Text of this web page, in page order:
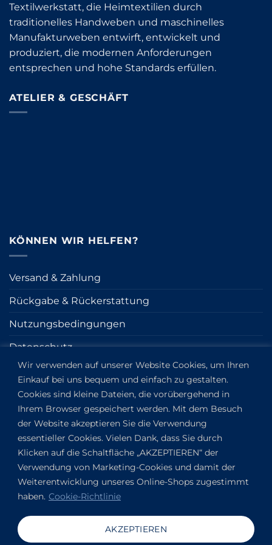
Wir verwenden auf unserer Website Cookies, um Ihren
Einkauf bei uns bequem und einfach zu gestalten.
Cookies sind kleine Dateien, die vorübergehend in
Ihrem Browser gespeichert werden. Mit dem Besuch
der Website akzeptieren Sie die Verwendung
essentieller Cookies. Vielen Dank, dass Sie durch
Klicken auf die Schaltfläche „AKZEPTIEREN“ der
Verwendung von Marketing-Cookies und damit der
Weiterentwicklung unseres Online-Shops zugestimmt
haben. Cookie-Richtlinie
AKZEPTIEREN
Textilwerkstatt, die Heimtextilien durch
traditionelles Handweben und maschinelles
Manufakturweben entwirft, entwickelt und
produziert, die modernen Anforderungen
entsprechen und hohe Standards erfüllen.
ATELIER & GESCHÄFT
KÖNNEN WIR HELFEN?
Versand & Zahlung
Rückgabe & Rückerstattung
Nutzungsbedingungen
Datenschutz
Cookie
Impressum
KONTAKT
1123
HU
+36304649191